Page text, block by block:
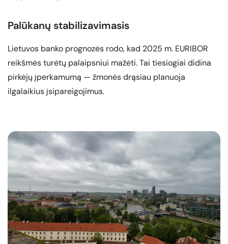
Palūkanų stabilizavimasis
Lietuvos banko prognozės rodo, kad 2025 m. EURIBOR
reikšmės turėtų palaipsniui mažėti. Tai tiesiogiai didina
pirkėjų įperkamumą — žmonės drąsiau planuoja
ilgalaikius įsipareigojimus.